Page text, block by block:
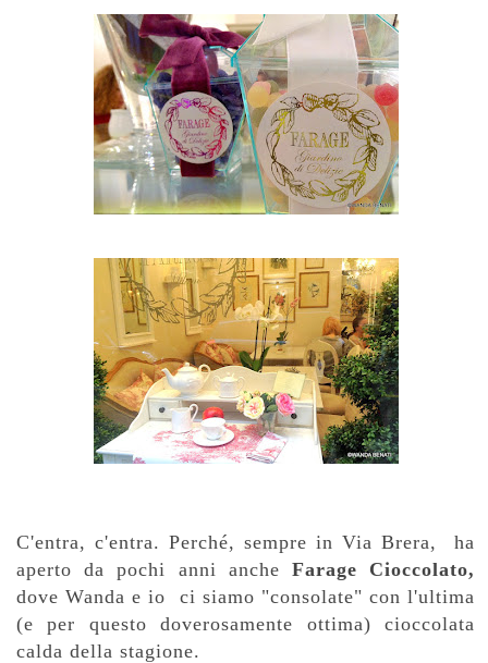
C'entra, c'entra. Perché, sempre in Via Brera, ha
aperto da pochi anni anche Farage Cioccolato,
dove Wanda e io ci siamo "consolate" con l'ultima
(e per questo doverosamente ottima) cioccolata
calda della stagione.